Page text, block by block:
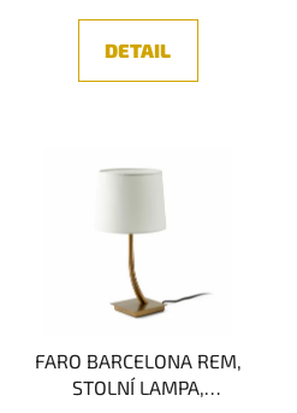
DETAIL
FARO BARCELONA REM,
STOLNÍ LAMPA,